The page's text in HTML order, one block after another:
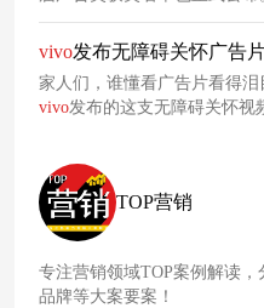
数字、大蓝科技、狮华公关
杯收入囊中，同时蓝标传媒
同助力蓝色光标集团荣登IAI
vivo发布无障碍关怀广告
家人们，谁懂看广告片看得
vivo发布的这支无障碍关怀视
TOP营销
专注营销领域TOP案例解读，
品牌等大案要案！